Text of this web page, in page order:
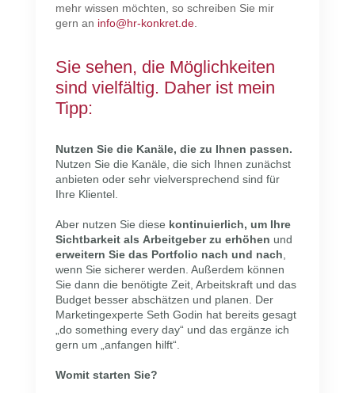
mehr wissen möchten, so schreiben Sie mir
gern an info@hr-konkret.de.
Sie sehen, die Möglichkeiten
sind vielfältig. Daher ist mein
Tipp:
Nutzen Sie die Kanäle, die zu Ihnen passen.
Nutzen Sie die Kanäle, die sich Ihnen zunächst
anbieten oder sehr vielversprechend sind für
Ihre Klientel.
Aber nutzen Sie diese kontinuierlich, um Ihre
Sichtbarkeit als Arbeitgeber zu erhöhen und
erweitern Sie das Portfolio nach und nach
wenn Sie sicherer werden. Außerdem können
Sie dann die benötigte Zeit, Arbeitskraft und das
Budget besser abschätzen und planen. Der
Marketingexperte Seth Godin hat bereits gesagt
„do something every day“ und das ergänze ich
gern um „anfangen hilft“.
Womit starten Sie?